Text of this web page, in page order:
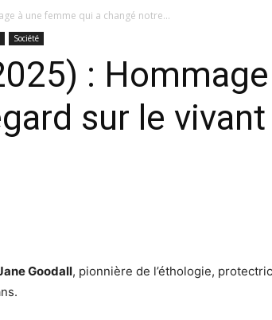
à une femme qui a changé notre...
Société
:
sur le vivant
Goodall, pionnière de l’éthologie,